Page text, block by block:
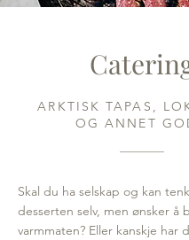
ARKTISK TAPAS,
OG ANNET
Skal du ha selskap og kan
desserten selv, men ønsker å
varmmaten? Eller kanskje har